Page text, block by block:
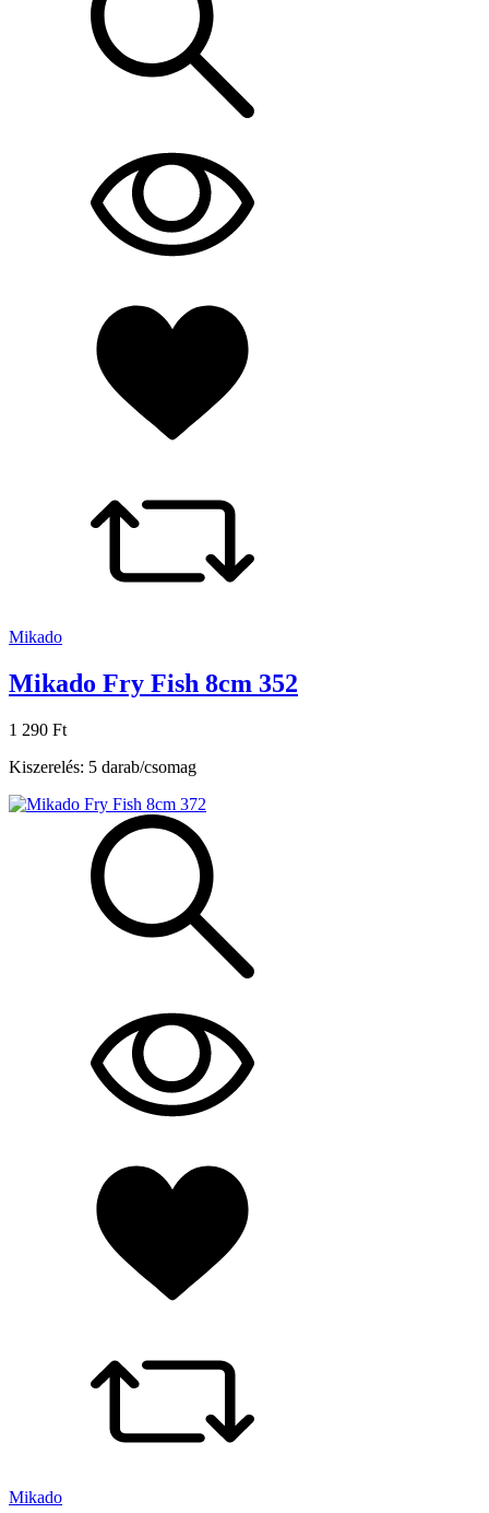
Mikado
Mikado Fry Fish 8cm 352
1 290 Ft
Kiszerelés: 5 darab/csomag
Mikado